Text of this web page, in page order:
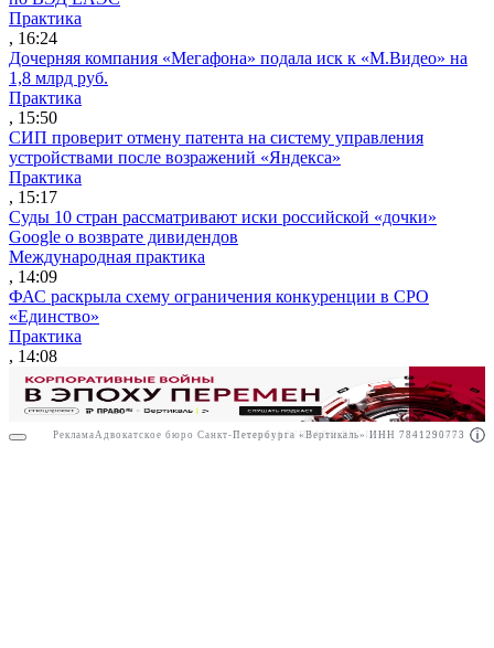
РекламаАО"ПРАВО.РУ" ИНН: 7708095468
Практика
, 16:24
Дочерняя компания «Мегафона» подала иск к «М.Видео» на
1,8 млрд руб.
Практика
, 15:50
СИП проверит отмену патента на систему управления
устройствами после возражений «Яндекса»
Практика
, 15:17
Суды 10 стран рассматривают иски российской «дочки»
Google о возврате дивидендов
Международная практика
, 14:09
ФАС раскрыла схему ограничения конкуренции в СРО
«Единство»
Практика
, 14:08
Реклама Адвокатское бюро Санкт-Петербурга «Вертикаль» ИНН 7841290773